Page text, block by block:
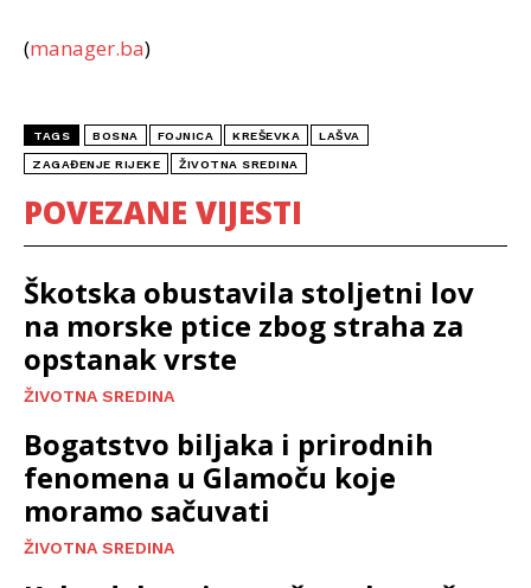
(manager.ba)
TAGS BOSNA FOJNICA KREŠEVKA LAŠVA
ZAGAĐENJE RIJEKE ŽIVOTNA SREDINA
POVEZANE VIJESTI
Škotska obustavila stoljetni lov
na morske ptice zbog straha za
opstanak vrste
ŽIVOTNA SREDINA
Bogatstvo biljaka i prirodnih
fenomena u Glamoču koje
moramo sačuvati
ŽIVOTNA SREDINA